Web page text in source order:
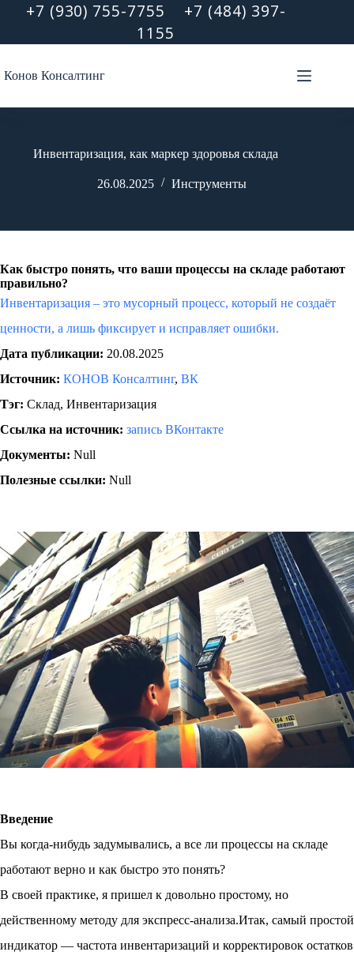
Перейти+7 (930) 755-7755
+7 (484) 397-
1155
Конов Консалтинг
Инвентаризация, как маркер здоровья склада
26.08.2025 Инструменты
Как быстро понять, что ваши процессы на складе работают
правильно?
Инвентаризация – это мусорный процесс, который не создаёт
ценности, а лишь фиксирует и исправляет ошибки.
Дата публикации: 20.08.2025
Источник: КОНОВ Консалтинг, ВК
Тэг: Склад, Инвентаризация
Ссылка на источник: запись ВКонтакте
Документы: Null
Полезные ссылки: Null
Введение
Вы когда-нибудь задумывались, а все ли процессы на складе
работают верно и как быстро это понять?
В своей практике, я пришел к довольно простому, но
действенному методу для экспресс-анализа.Итак, самый простой
индикатор — частота инвентаризаций и корректировок остатков